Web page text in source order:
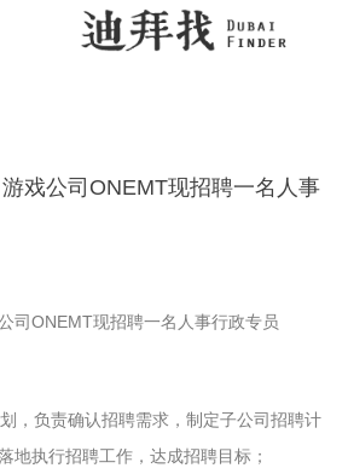
游戏公司ONEMT现招聘一名人事
司ONEMT现招聘一名人事行政专员
，负责确认招聘需求，制定子公司招聘计
地执行招聘工作，达成招聘目标；